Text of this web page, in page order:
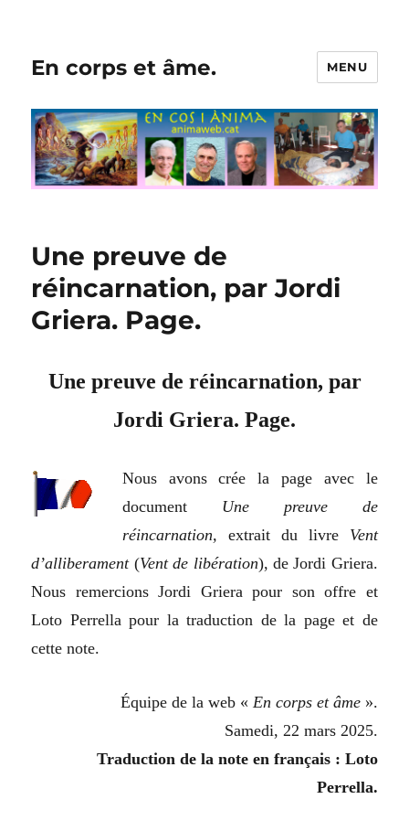
En corps et âme. MENU
Une preuve de
réincarnation, par Jordi
Griera. Page.
Une preuve de réincarnation, par
Jordi Griera. Page.
Nous avons crée la page avec le
document Une preuve de
réincarnation, extrait du livre Vent
d’alliberament(Vent de libération), de Jordi Griera.
Nous remercions Jordi Griera pour son offre et
Loto Perrella pour la traduction de la page et de
cette note.
Équipe de la web « En corps et âme».
Samedi, 22 mars 2025.
Traduction de la note en français : Loto
Perrella.